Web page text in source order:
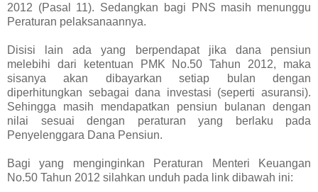
2012 (Pasal 11). Sedangkan bagi PNS masih menunggu
Peraturan pelaksanaannya.
Disisi lain ada yang berpendapat jika dana pensiun
melebihi dari ketentuan PMK No.50 Tahun 2012, maka
sisanya akan dibayarkan setiap bulan dengan
diperhitungkan sebagai dana investasi (seperti asuransi).
Sehingga masih mendapatkan pensiun bulanan dengan
nilai sesuai dengan peraturan yang berlaku pada
Penyelenggara Dana Pensiun.
Bagi yang menginginkan Peraturan Menteri Keuangan
No.50 Tahun 2012 silahkan unduh pada link dibawah ini: